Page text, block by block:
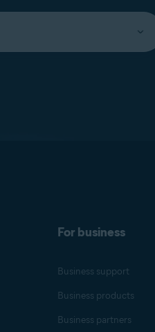
For business
Business support
Business products
Business partners